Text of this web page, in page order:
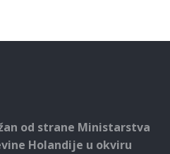
od strane Ministarstva
Holandije u okviru